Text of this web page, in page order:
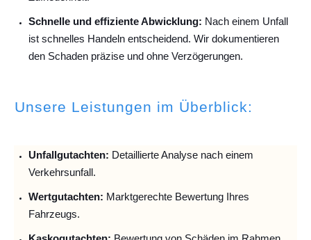
Schnelle und effiziente Abwicklung: Nach einem Unfall
ist schnelles Handeln entscheidend. Wir dokumentieren
den Schaden präzise und ohne Verzögerungen.
Unsere Leistungen im Überblick:
Unfallgutachten: Detaillierte Analyse nach einem
Verkehrsunfall.
Wertgutachten: Marktgerechte Bewertung Ihres
Fahrzeugs.